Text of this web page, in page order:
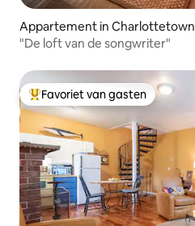
Appartement in Charlottetown
"De loft van de songwriter"
Topfavoriet van gasten
Favoriet van gasten